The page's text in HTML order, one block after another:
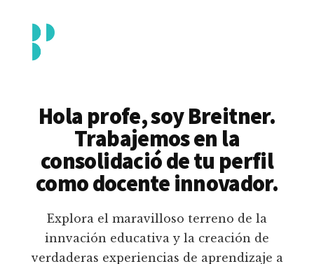
contenido
principal
menu
Piedrahita
docente
pedagógico
educativas
digitales
Hola profe, soy Breitner.
Trabajemos en la
consolidació de tu perfil
como docente innovador.
Explora el maravilloso terreno de la
innvación educativa y la creación de
verdaderas experiencias de aprendizaje a